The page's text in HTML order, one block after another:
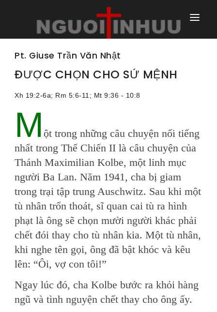
TRANG NHÀ
TRANG CHÍNH
TRANG HÀNG NGÀY
TRANG NGOÀI
Pt. Giuse Trần Văn Nhật
ĐƯỢC CHỌN CHO SỨ MỆNH
Xh 19:2-6a; Rm 5:6-11; Mt 9:36 - 10:8
M ột trong những câu chuyện nổi tiếng
nhất trong Thế Chiến II là câu chuyện của
Thánh Maximilian Kolbe, một linh mục
người Ba Lan. Năm 1941, cha bị giam
trong trại tập trung Auschwitz. Sau khi một
tù nhân trốn thoát, sĩ quan cai tù ra hình
phạt là ông sẽ chọn mười người khác phải
chết đói thay cho tù nhân kia. Một tù nhân,
khi nghe tên gọi, ông đã bật khóc và kêu
lên: “Ôi, vợ con tôi!”
Ngay lúc đó, cha Kolbe bước ra khỏi hàng
ngũ và tình nguyện chết thay cho ông ấy.